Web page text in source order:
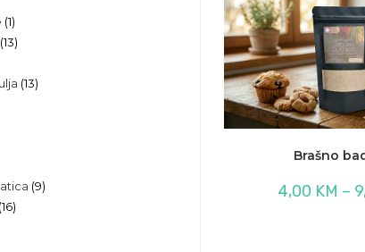
Brašno
4,00 KM –
11
proizvod
1313
1313
99
1616